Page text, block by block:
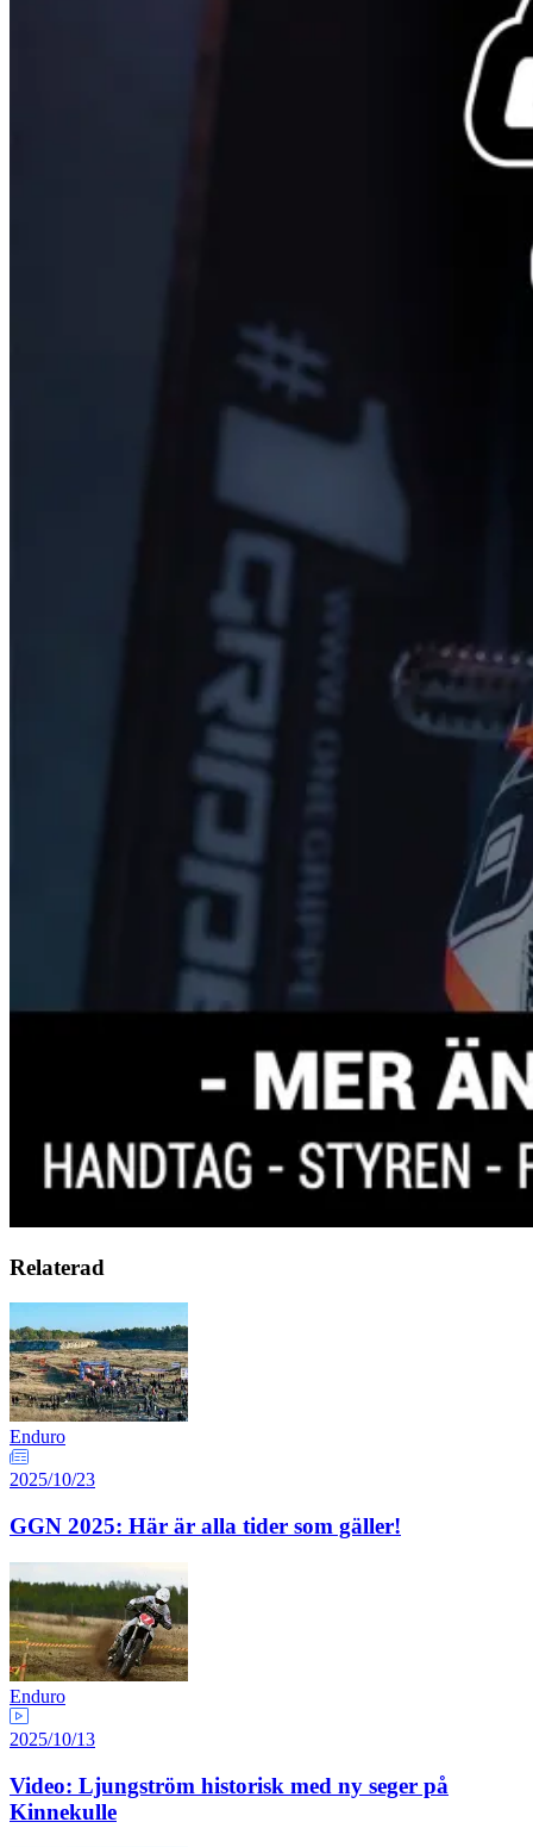
Relaterad
Enduro
2025/10/23
GGN 2025: Här är alla tider som gäller!
Enduro
2025/10/13
Video: Ljungström historisk med ny seger på
Kinnekulle